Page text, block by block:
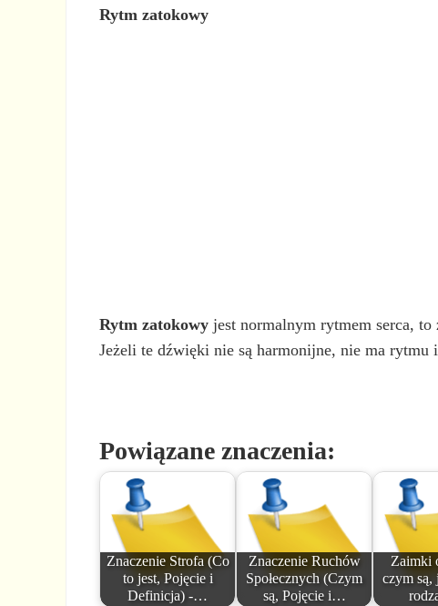
Rytm zatokowy
Rytm zatokowy jest normalnym rytmem serca,
Jeżeli te dźwięki nie są harmonijne, nie ma
Powiązane znaczenia:
Znaczenie Strofa (Co
to jest, Pojęcie i
Definicja) -…
Znaczenie Ruchów
Społecznych (Czym
są, Pojęcie i…
Zaimki
czym są,